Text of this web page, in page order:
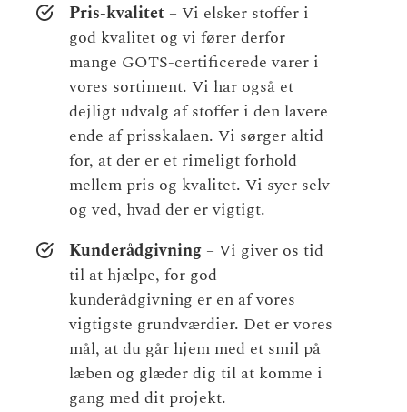
Pris-kvalitet – Vi elsker stoffer i
god kvalitet og vi fører derfor
mange GOTS-certificerede varer i
vores sortiment. Vi har også et
dejligt udvalg af stoffer i den lavere
ende af prisskalaen. Vi sørger altid
for, at der er et rimeligt forhold
mellem pris og kvalitet. Vi syer selv
og ved, hvad der er vigtigt.
Kunderådgivning – Vi giver os tid
til at hjælpe, for god
kunderådgivning er en af vores
vigtigste grundværdier. Det er vores
mål, at du går hjem med et smil på
læben og glæder dig til at komme i
gang med dit projekt.